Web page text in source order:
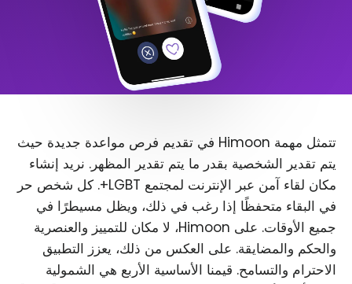
تتمثل مهمة Himoon في تقديم فرص مواعدة جديدة حيث
يتم تقدير الشخصية بقدر ما يتم تقدير المظهر. نريد إنشاء
مكان لقاء آمن عبر الإنترنت لمجتمع LGBT+. كل شخص حر
في البقاء متحفظًا إذا رغب في ذلك، ويظل مسيطرًا في
جميع الأوقات. على Himoon، لا مكان للتمييز والعنصرية
والحكم والمضايقة. على العكس من ذلك، يعزز التطبيق
الاحترام والتسامح. قيمنا الأساسية الأربع هي الشمولية